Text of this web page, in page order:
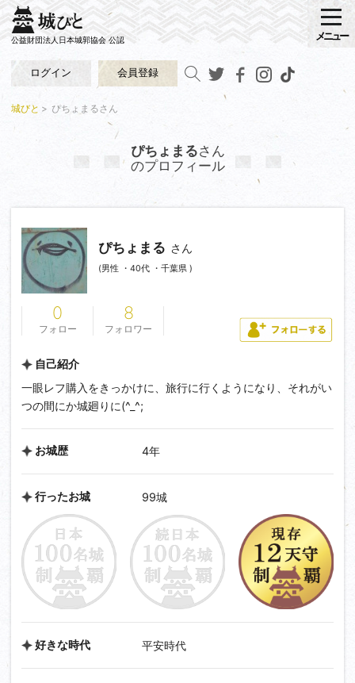
公益財団法人日本城郭協会 公認
ログイン 会員登録
メニュー
城びと ぴちょまるさん
ぴちょまるさん
のプロフィール
ぴちょまる さん
(男性 ・40代 ・千葉県 )
0
フォロー
8
フォロワー
自己紹介
一眼レフ購入をきっかけに、旅行に行くようになり、それがい
つの間にか城廻りに(^_^;
お城歴 4年
行ったお城 99城
好きな時代 平安時代